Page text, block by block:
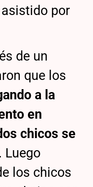
por
de un
que los
a la
en
chicos se
. Luego
los chicos